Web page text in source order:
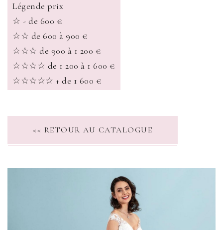
Légende prix
☆ - de 600 €
☆☆ de 600 à 900 €
☆☆☆ de 900 à 1 200 €
☆☆☆☆ de 1 200 à 1 600 €
☆☆☆☆☆ + de 1 600 €
<< RETOUR AU CATALOGUE